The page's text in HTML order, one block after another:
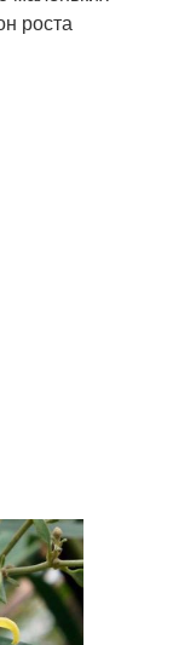
роста